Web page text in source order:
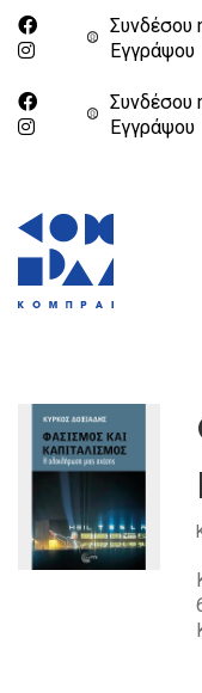
Συνδέσου
Eγγράψου
Συνδέσου
Eγγράψου